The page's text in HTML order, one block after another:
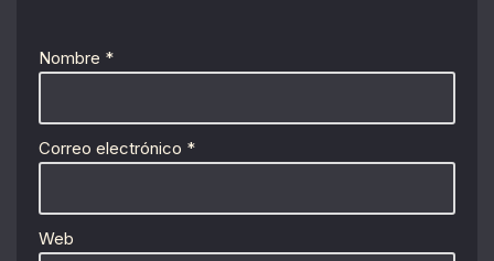
Nombre *
Correo electrónico *
Web